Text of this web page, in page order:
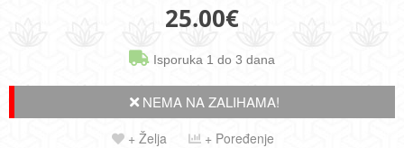
25.00€
Isporuka 1 do 3 dana
NEMA NA ZALIHAMA!
+ Želja + Poređenje